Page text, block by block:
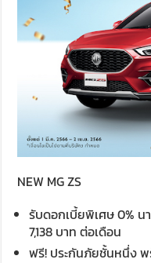
NEW MG ZS
รับดอกเบี้ยพิเศษ 0% น
7,138 บาท ต่อเดือน
ฟรี! ประกันภัยชั้นหนึ่ง